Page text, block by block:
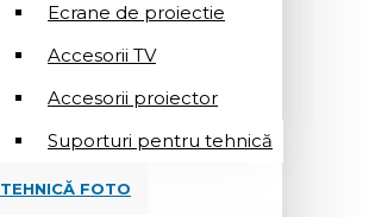
Ecrane de proiectie
Accesorii TV
Accesorii proiector
Suporturi pentru tehnică
TEHNICĂ FOTO